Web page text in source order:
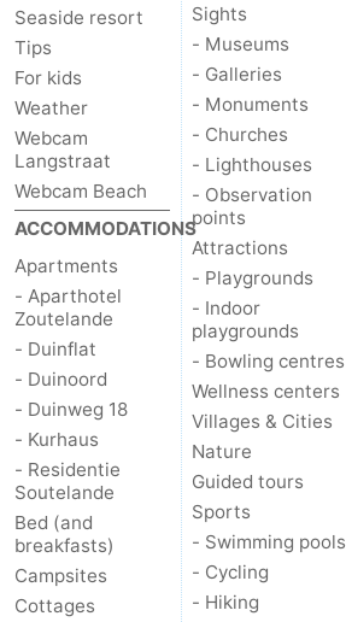
Seaside resort
Tips
For kids
Weather
Webcam
Langstraat
Webcam Beach
ACCOMMODATIONS
Apartments
- Aparthotel
Zoutelande
- Duinflat
- Duinoord
- Duinweg 18
- Kurhaus
- Residentie
Soutelande
Bed (and
breakfasts)
Campsites
Cottages
Sights
- Museums
- Galleries
- Monuments
- Churches
- Lighthouses
- Observation
points
Attractions
- Playgrounds
- Indoor
playgrounds
- Bowling centres
Wellness centers
Villages & Cities
Nature
Guided tours
Sports
- Swimming pools
- Cycling
- Hiking